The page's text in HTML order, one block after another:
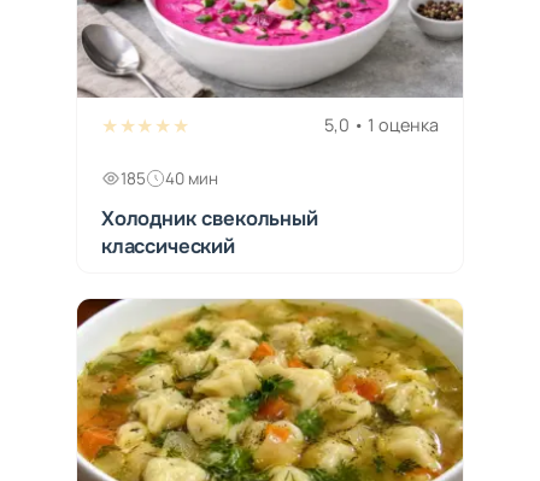
★★★★★ 5,0 • 1 оценка
185 40 мин
Холодник свекольный
классический